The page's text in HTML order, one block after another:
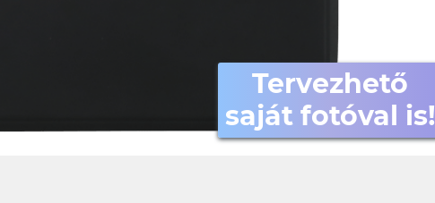
Tervezhető
saját fotóval is!